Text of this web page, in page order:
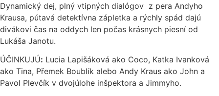
Dynamický dej, plný vtipných dialógov z pera Andyho
Krausa, pútavá detektívna zápletka a rýchly spád dajú
divákovi čas na oddych len počas krásnych piesní od
Lukáša Janotu.
ÚČINKUJÚ: Lucia Lapišáková ako Coco, Katka Ivanková
ako Tina, Přemek Boublík alebo Andy Kraus ako John a
Pavol Plevčík v dvojúlohe inšpektora a Jimmyho.